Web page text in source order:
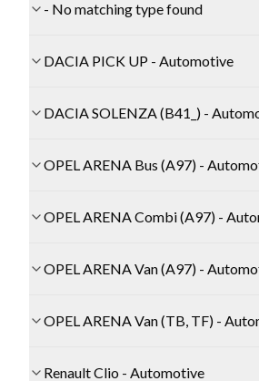
- No matching type found
DACIA PICK UP - Automotive
DACIA SOLENZA (B41_) -
OPEL ARENA Bus (A97) -
OPEL ARENA Combi (A97) -
OPEL ARENA Van (A97) -
OPEL ARENA Van (TB, TF) -
Renault Clio - Automotive